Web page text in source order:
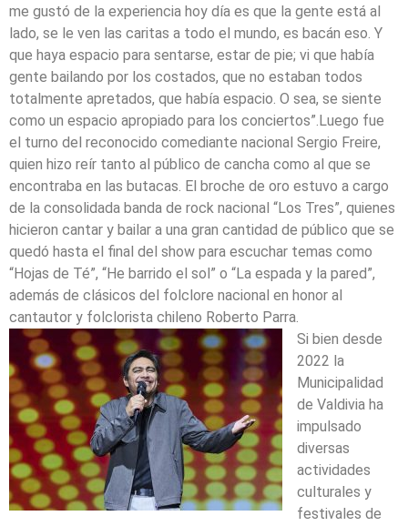
me gustó de la experiencia hoy día es que la gente está al
lado, se le ven las caritas a todo el mundo, es bacán eso. Y
que haya espacio para sentarse, estar de pie; vi que había
gente bailando por los costados, que no estaban todos
totalmente apretados, que había espacio. O sea, se siente
como un espacio apropiado para los conciertos”.Luego fue
el turno del reconocido comediante nacional Sergio Freire,
quien hizo reír tanto al público de cancha como al que se
encontraba en las butacas. El broche de oro estuvo a cargo
de la consolidada banda de rock nacional “Los Tres”, quienes
hicieron cantar y bailar a una gran cantidad de público que se
quedó hasta el final del show para escuchar temas como
“Hojas de Té”, “He barrido el sol” o “La espada y la pared”,
además de clásicos del folclore nacional en honor al
cantautor y folclorista chileno Roberto Parra.
Si bien desde
2022 la
Municipalidad
de Valdivia ha
impulsado
diversas
actividades
culturales y
festivales de